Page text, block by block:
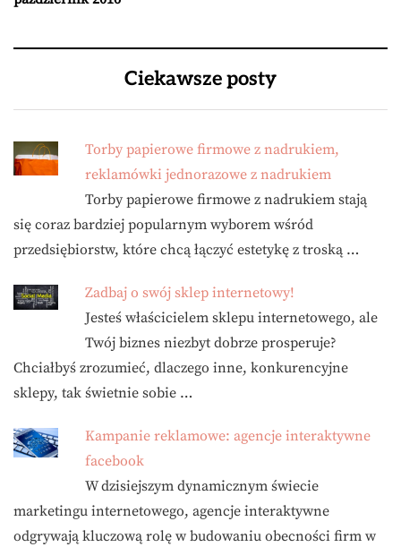
Ciekawsze posty
Torby papierowe firmowe z nadrukiem,
reklamówki jednorazowe z nadrukiem
Torby papierowe firmowe z nadrukiem stają
się coraz bardziej popularnym wyborem wśród
przedsiębiorstw, które chcą łączyć estetykę z troską …
Zadbaj o swój sklep internetowy!
Jesteś właścicielem sklepu internetowego, ale
Twój biznes niezbyt dobrze prosperuje?
Chciałbyś zrozumieć, dlaczego inne, konkurencyjne
sklepy, tak świetnie sobie …
Kampanie reklamowe: agencje interaktywne
facebook
W dzisiejszym dynamicznym świecie
marketingu internetowego, agencje interaktywne
odgrywają kluczową rolę w budowaniu obecności firm w